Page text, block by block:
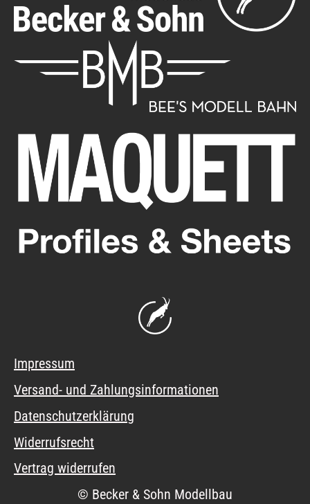
Impressum
Versand- und Zahlungsinformationen
Datenschutzerklärung
Widerrufsrecht
Vertrag widerrufen
© Becker & Sohn Modellbau